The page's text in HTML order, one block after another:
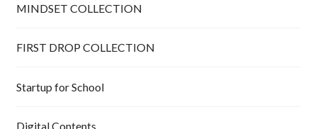
MINDSET COLLECTION
FIRST DROP COLLECTION
Startup for School
Digital Contents